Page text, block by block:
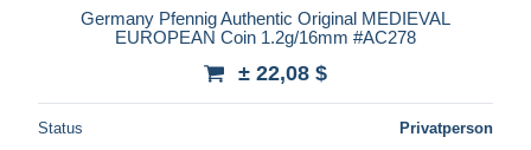
Germany Pfennig Authentic Original MEDIEVAL
EUROPEAN Coin 1.2g/16mm #AC278
± 22,08 $
Status Privatperson